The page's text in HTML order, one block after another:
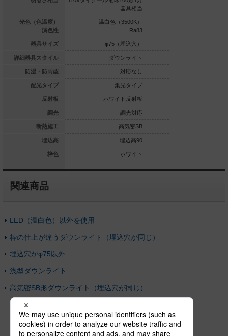
光色（色温度）
演色性
器具サイズ
詳細器具スタイル
防湿・防雨型
配光タイプ
反射板
調光
断熱施工
埋込高
枠色
色（3500K）
φ75（埋込穴）
ダウンライト
対応なし
集光タイプ
高気密SB
器具相当
温白色（3500K）
Ra83
φ75（埋込穴）
ダウンライト
対応なし
集光タイプ
ホワイト反射板
調光対応
高気密SB
埋込高90
ホワイト
関連商品
LED（温白色）以外を使用
枠の仕上が違うダウンライト（埋込穴が同じ）
埋込穴がφ75以外
浅型ダウンライト
高気密SB形ダウンライト（埋込穴が同じ）